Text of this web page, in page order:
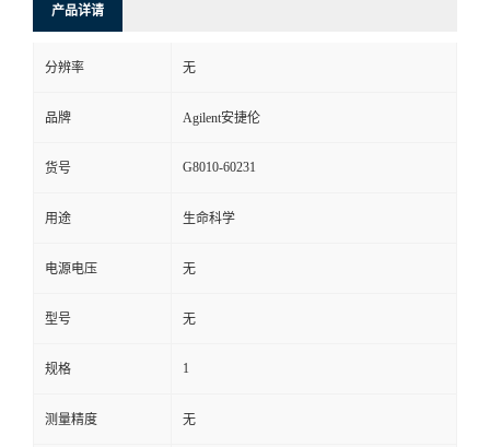
产品详请
分辨率 无
品牌 Agilent安捷伦
货号 G8010-60231
用途 生命科学
电源电压 无
型号 无
规格 1
测量精度 无